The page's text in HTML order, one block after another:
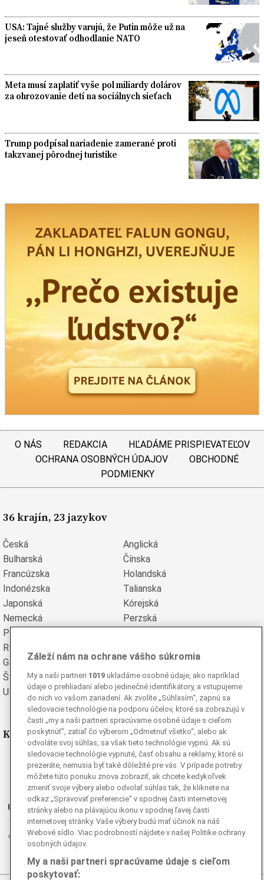
USA: Tajné služby varujú, že Putin môže už na
jeseň otestovať odhodlanie NATO
Meta musí zaplatiť vyše pol miliardy dolárov
za ohrozovanie detí na sociálnych sieťach
Trump podpísal nariadenie zamerané proti
takzvanej pôrodnej turistike
O NÁS REDAKCIA
HĽADÁME PRISPIEVATEĽOV
OCHRANA OSOBNÝCH ÚDAJOV
OBCHODNÉ
PODMIENKY
36 krajín, 23 jazykov
Česká
Anglická
Bulharská
Čínska
Francúzska
Holandská
Indonézska
Talianska
Japonská
Kórejská
Nemecká
Perzská
Poľská
Rumunská
Grécka
Španielska
Švédska
Turecká
Ukrajinská
Vietnamská
Kde nás nájdete
Facebook
Instagram
Ganjing
Youtube
Twitter
Telegram
Záleží nám na ochrane vášho súkromia
My a naši partneri 1019 ukladáme osobné údaje, ako napríklad
údaje o prehliadaní alebo jedinečné identifikátory, a vstupujeme
do nich vo vašom zariadení. Ak zvolíte „Súhlasím“, zapnú sa
sledovacie technológie na podporu účelov, ktoré sa zobrazujú v
časti „my a naši partneri spracúvame osobné údaje s cieľom
poskytnúť“, zatiaľ čo výberom „Odmetnuť všetko“, alebo ak
odvoláte svoj súhlas, sa však tieto technológie vypnú. Ak sú
sledovacie technológie vypnuté, časť obsahu a reklamy, ktoré si
prezeráte, nemusia byť také dôležité pre vás. V prípade potreby
môžete túto ponuku znova zobraziť, ak chcete kedykoľvek
zmeniť svoje výbery alebo odvolať súhlas tak, že kliknete na
odkaz „Spravovať preferencie“ v spodnej časti internetovej
stránky alebo na plávajúcu ikonu v spodnej ľavej časti
internetovej stránky. Vaše výbery budú mať účinok na náš
Webové sídlo. Viac podrobností nájdete v našej Politike ochrany
osobných údajov.
My a naši partneri spracúvame údaje s cieľom
poskytovať: